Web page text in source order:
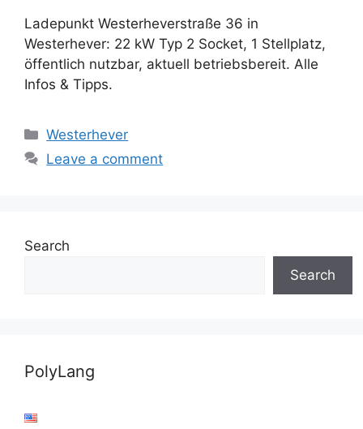
Ladepunkt Westerheverstraße 36 in
Westerhever: 22 kW Typ 2 Socket, 1 Stellplatz,
öffentlich nutzbar, aktuell betriebsbereit. Alle
Infos & Tipps.
Categories
Westerhever
Leave a comment
Search
Search
PolyLang